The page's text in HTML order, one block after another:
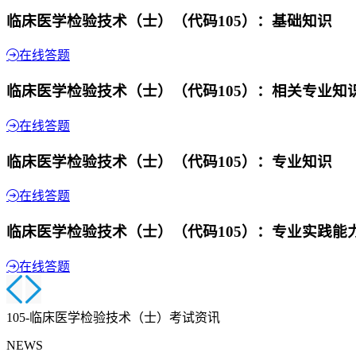
临床医学检验技术（士）（代码105）：基础知识
在线答题
临床医学检验技术（士）（代码105）：相关专业知
在线答题
临床医学检验技术（士）（代码105）：专业知识
在线答题
临床医学检验技术（士）（代码105）：专业实践能
在线答题
105-临床医学检验技术（士）考试资讯
NEWS